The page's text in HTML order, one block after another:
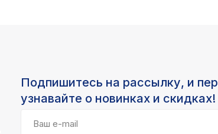
Подпишитесь на рассылку, и
узнавайте о новинках и скидках!